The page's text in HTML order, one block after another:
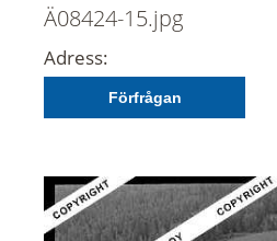
Ä08424-15.jpg
Adress:
Förfrågan